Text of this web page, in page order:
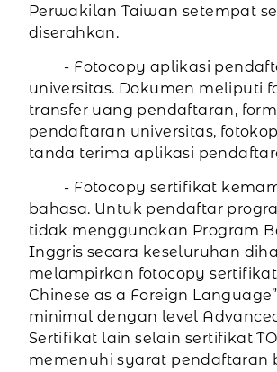
Perwakilan Taiwan setempat
diserahkan.
- Fotocopy aplikasi
universitas. Dokumen meliputi
transfer uang pendaftaran,
pendaftaran universitas,
tanda terima aplikasi
- Fotocopy sertifikat
bahasa. Untuk pendaftar
tidak menggunakan Program
Inggris secara keseluruhan
melampirkan fotocopy sertifikat
Chinese as a Foreign Language”
minimal dengan level
Sertifikat lain selain sertifikat
memenuhi syarat pendaftaran